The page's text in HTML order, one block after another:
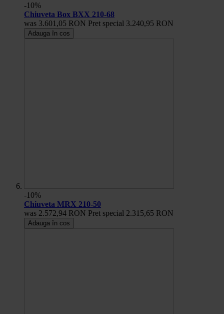
-10%
Chiuveta Box BXX 210-68
was 3.601,05 RON Pret special 3.240,95 RON
Adauga în cos
-10%
Chiuveta MRX 210-50
was 2.572,94 RON Pret special 2.315,65 RON
Adauga în cos